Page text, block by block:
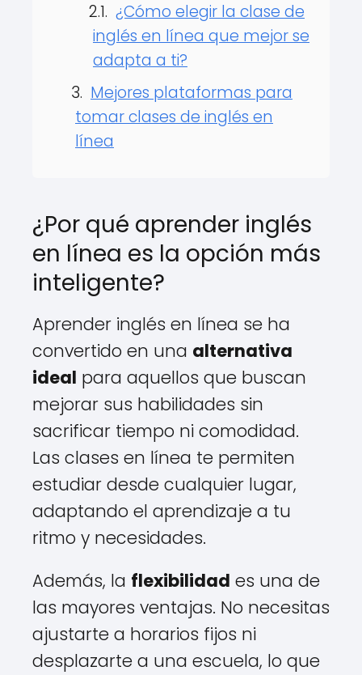
¿Cómo elegir la clase de
inglés en línea que mejor se
adapta a ti?
Mejores plataformas para
tomar clases de inglés en
línea
¿Por qué aprender inglés
en línea es la opción más
inteligente?
Aprender inglés en línea se ha
convertido en una alternativa
ideal para aquellos que buscan
mejorar sus habilidades sin
sacrificar tiempo ni comodidad.
Las clases en línea te permiten
estudiar desde cualquier lugar,
adaptando el aprendizaje a tu
ritmo y necesidades.
Además, la flexibilidad es una de
las mayores ventajas. No necesitas
ajustarte a horarios fijos ni
desplazarte a una escuela, lo que